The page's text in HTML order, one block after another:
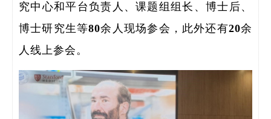
究中心和平台负责人、课题组组长、博士后、
博士研究生等80余人现场参会，此外还有20余
人线上参会。